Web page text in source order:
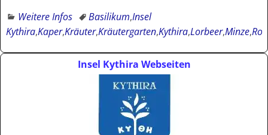
Weitere Infos
Basilikum,Insel
Kythira,Kaper,Kräuter,Kräutergarten,Kythira,Lorbeer,Minze,
Insel Kythira Webseiten